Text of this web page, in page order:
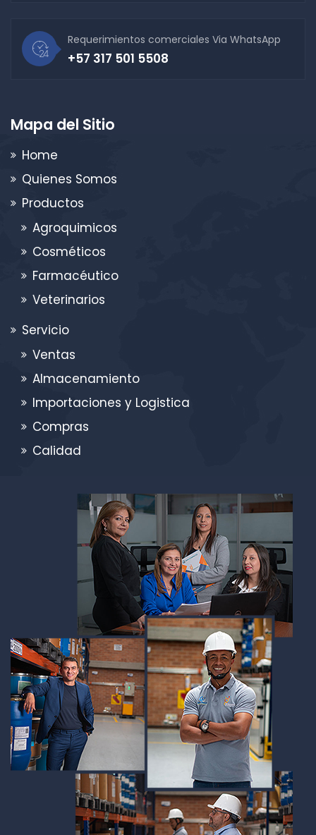
Requerimientos comerciales Via WhatsApp
+57 317 501 5508
Mapa del Sitio
Home
Quienes Somos
Productos
Agroquimicos
Cosméticos
Farmacéutico
Veterinarios
Servicio
Ventas
Almacenamiento
Importaciones y Logistica
Compras
Calidad